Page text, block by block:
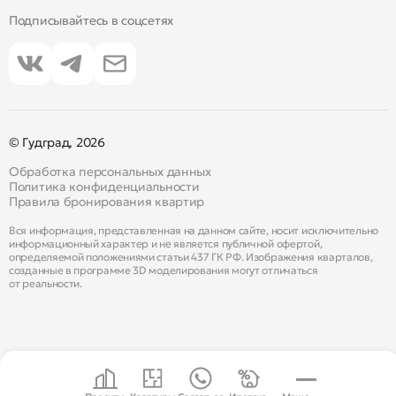
Подписывайтесь в соцсетях
© Гудград, 2026
Обработка персональных данных
Политика конфиденциальности
Правила бронирования квартир
Вся информация, представленная на данном сайте, носит исключительно
информационный характер и не является публичной офертой,
определяемой положениями статьи 437 ГК РФ. Изображения кварталов,
созданные в программе 3D моделирования могут отличаться
от реальности.